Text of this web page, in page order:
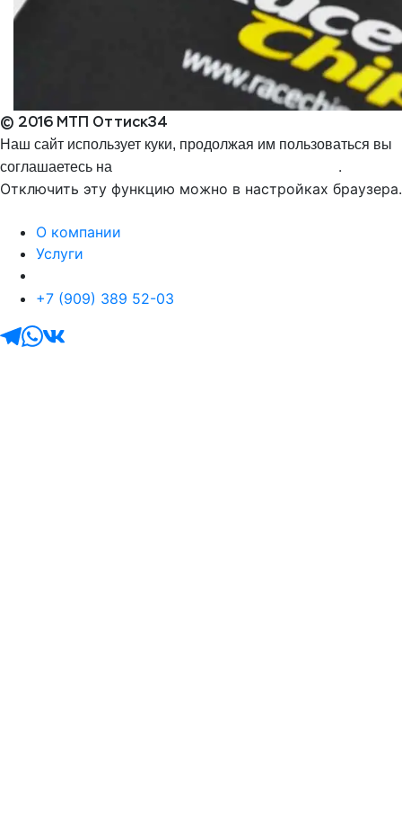
© 2016 МТП Оттиск34
Наш сайт использует куки, продолжая им пользоваться вы
соглашаетесь на
.
Отключить эту функцию можно в настройках браузера.
О компании
Услуги
+7 (909) 389 52-03